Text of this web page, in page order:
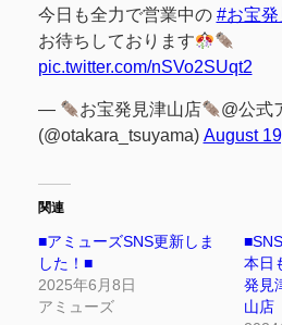
今日も全力で営業中の #お宝
お待ちしております
pic.twitter.com/nSVo2SUqt2
— お宝発見津山店
@公式
(@otakara_tsuyama) August
関連
■アミューズSNS更新しま
した！■
2025年6月8日
アミューズ
本日
発見
山店